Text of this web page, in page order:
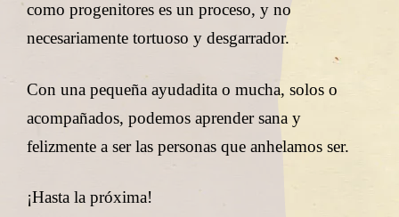
como progenitores es un proceso, y no
necesariamente tortuoso y desgarrador.
Con una pequeña ayudadita o mucha, solos o
acompañados, podemos aprender sana y
felizmente a ser las personas que anhelamos ser.
¡Hasta la próxima!